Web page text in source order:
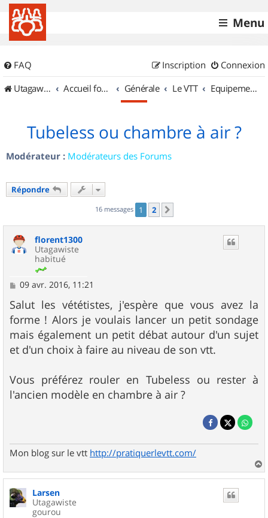
Menu
FAQ Connexion
Inscription
UtagawaVTT (Randos VTT et VTTAE avec traces GPS)
Accueil forum Générale Le VTT Equipements et Accessoires
Tubeless ou chambre à air ?
Modérateur : Modérateurs des Forums
Répondre
16 messages 1 2
florent1300
Utagawiste
habitué
M
s
s
a
g
e
09 avr. 2016, 11:21
Salut les vététistes, j'espère que vous avez la
forme ! Alors je voulais lancer un petit sondage
mais également un petit débat autour d'un sujet
et d'un choix à faire au niveau de son vtt.
Vous préférez rouler en Tubeless ou rester à
l'ancien modèle en chambre à air ?
Mon blog sur le vtt http://pratiquerlevtt.com/
a
u
Larsen
Utagawiste
gourou